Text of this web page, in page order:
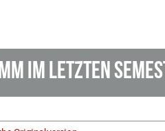
im letzten